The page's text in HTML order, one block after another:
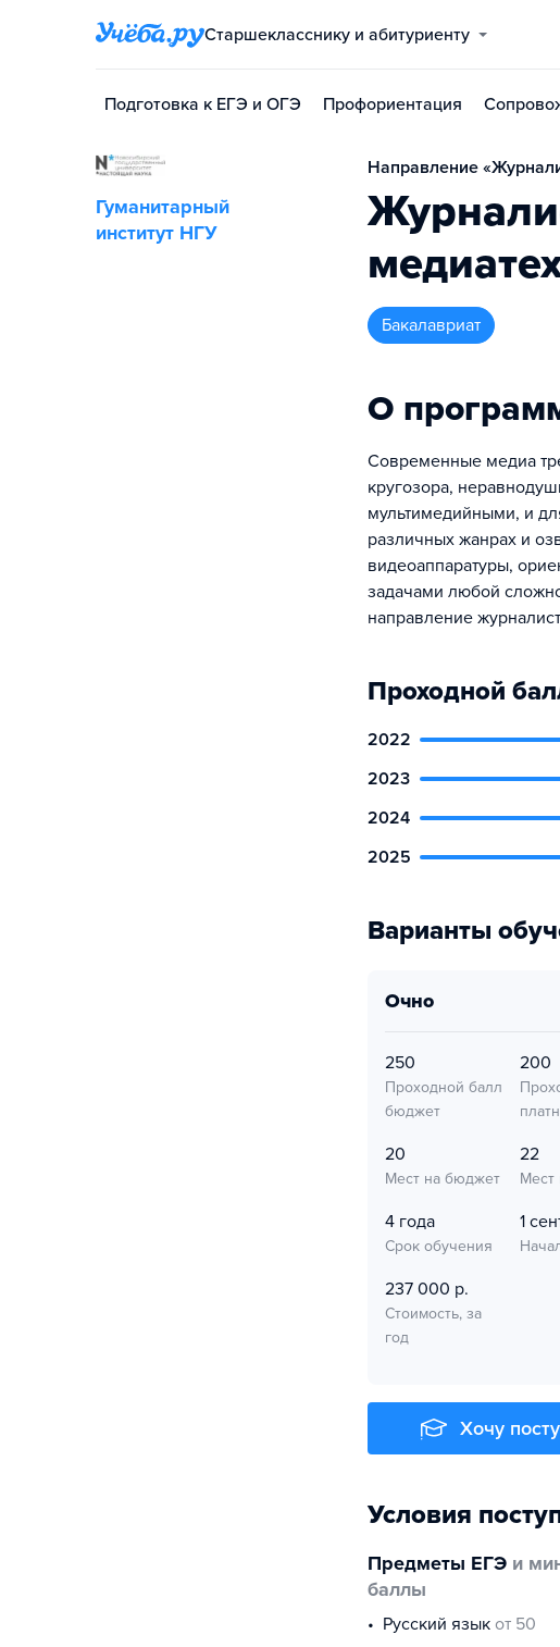
Старшекласснику и абитуриенту
Подготовка к ЕГЭ и ОГЭ Профориентация
Гуманитарный
институт НГУ
Направление
бакалавриат
О
Современные медиа
кругозора,
мультимедийными, и
различных жанрах и
видеоаппаратуры,
задачами любой
направление
Проходной
2022
2023
2024
2025
Варианты
очно
250
Проходной балл
бюджет
200
20
Мест на бюджет
22
Мест
4 года
Срок обучения
1
237 000 р.
Стоимость, за
год
Хочу
Условия
Предметы ЕГЭ и
баллы
русский язык от 50